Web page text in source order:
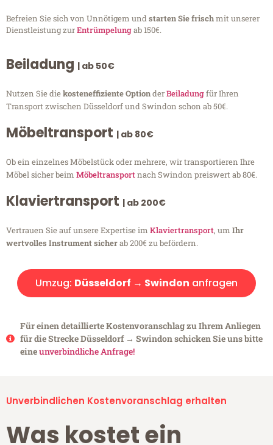
Befreien Sie sich von Unnötigem undstarten Sie frischmit unserer
Dienstleistung zurEntrümpelungab 150€.
Beiladung | ab 50€
Nutzen Sie diekosteneffiziente OptionderBeiladungfür Ihren
Transport zwischen Düsseldorf und Swindon schon ab 50€.
Möbeltransport | ab 80€
Ob ein einzelnes Möbelstück oder mehrere, wir transportieren Ihre
Möbel sicher beim Möbeltransportnach Swindon preiswert ab 80€.
Klaviertransport | ab 200€
Vertrauen Sie auf unsere Expertise im Klaviertransport, um Ihr
wertvolles Instrument sicherab 200€ zu befördern.
Umzug: Düsseldorf → Swindon anfragen
Für einen detaillierte Kostenvoranschlag zu Ihrem Anliegen
für die Strecke Düsseldorf → Swindon schicken Sie uns bitte
eineunverbindliche Anfrage!
Unverbindlichen Kostenvoranschlag erhalten
Was kostet ein